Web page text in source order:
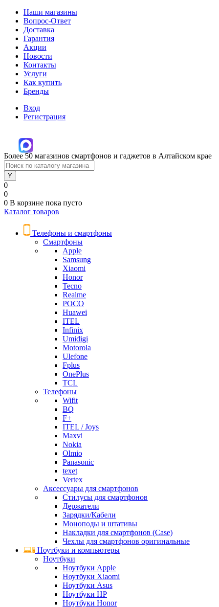
Наши магазины
Вопрос-Ответ
Доставка
Гарантия
Акции
Новости
Контакты
Услуги
Как купить
Бренды
Вход
Регистрация
Более 50 магазинов смартфонов и гаджетов в Алтайском крае
0
0
0 В корзине пока пусто
Каталог товаров
Телефоны и смартфоны
Смартфоны
Apple
Samsung
Xiaomi
Honor
Tecno
Realme
POCO
Huawei
ITEL
Infinix
Umidigi
Motorola
Ulefone
Fplus
OnePlus
TCL
Телефоны
Wifit
BQ
F+
ITEL / Joys
Maxvi
Nokia
Olmio
Panasonic
texet
Vertex
Аксессуары для смартфонов
Стилусы для смартфонов
Держатели
Зарядки/Кабели
Моноподы и штативы
Накладки для смартфонов (Case)
Чехлы для смартфонов оригинальные
Ноутбуки и компьютеры
Ноутбуки
Ноутбуки Apple
Ноутбуки Xiaomi
Ноутбуки Asus
Ноутбуки HP
Ноутбуки Honor